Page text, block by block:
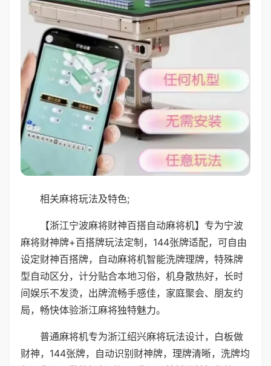
相关麻将玩法及特色;
【浙江宁波麻将财神百搭自动麻将机】专为宁波
麻将财神牌+百搭牌玩法定制，144张牌适配，可自由
设定财神百搭牌，自动麻将机智能洗牌理牌，特殊牌
型自动区分，计分贴合本地习俗，机身散热好，长时
间娱乐不发烫，出牌流畅手感佳，家庭聚会、朋友约
局，畅快体验浙江麻将独特魅力。
普通麻将机专为浙江绍兴麻将玩法设计，白板做
财神，144张牌，自动识别财神牌，理牌清晰，洗牌均